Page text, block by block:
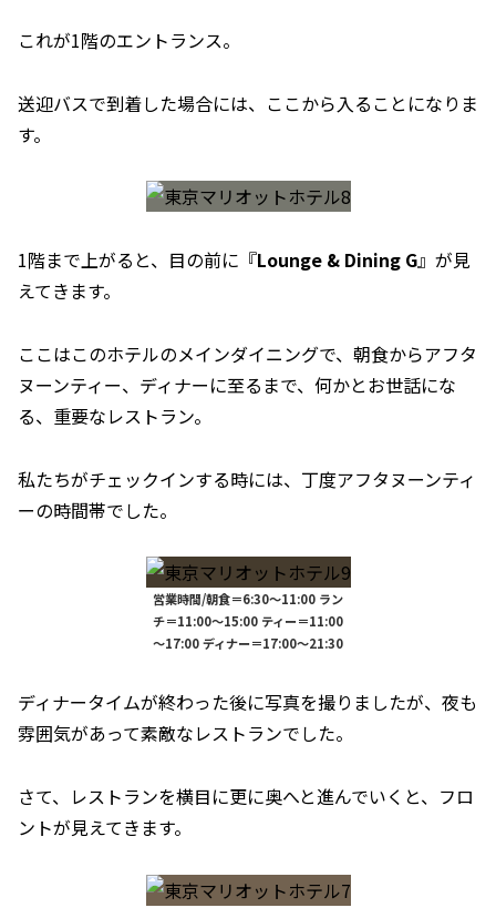
これが1階のエントランス。
送迎バスで到着した場合には、ここから入ることになりま
す。
1階まで上がると、目の前に『Lounge & Dining G』が見
えてきます。
ここはこのホテルのメインダイニングで、朝食からアフタ
ヌーンティー、ディナーに至るまで、何かとお世話にな
る、重要なレストラン。
私たちがチェックインする時には、丁度アフタヌーンティ
ーの時間帯でした。
営業時間/朝食＝6:30～11:00 ラン
チ＝11:00～15:00 ティー＝11:00
～17:00 ディナー＝17:00～21:30
ディナータイムが終わった後に写真を撮りましたが、夜も
雰囲気があって素敵なレストランでした。
さて、レストランを横目に更に奥へと進んでいくと、フロ
ントが見えてきます。